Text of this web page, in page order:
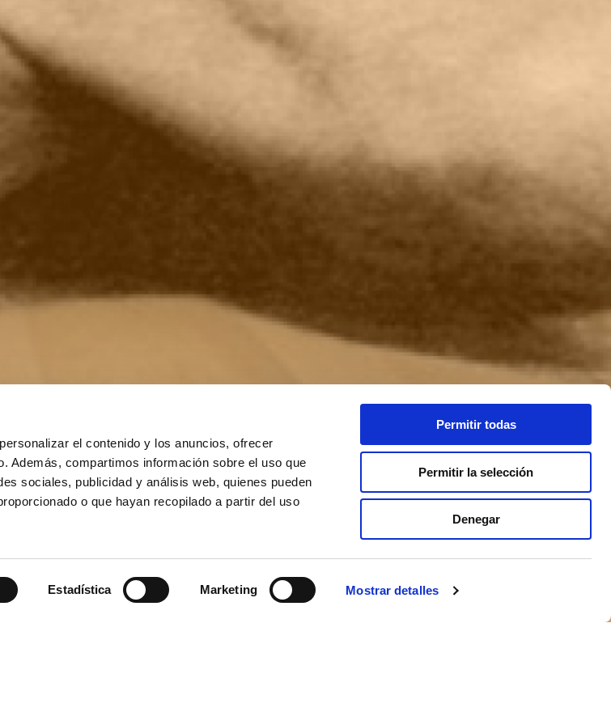
el contenido y los anuncios, ofrecer
Además, compartimos información sobre el uso que
sociales, publicidad y análisis web, quienes pueden
o que hayan recopilado a partir del uso
Estadística Marketing Mostrar detalles
Permitir todas
Permitir la selección
Denegar